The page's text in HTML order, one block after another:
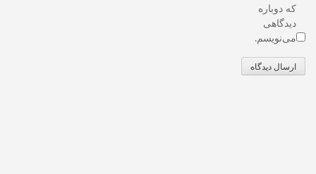
که دوباره
دیدگاهی
می‌نویسم.